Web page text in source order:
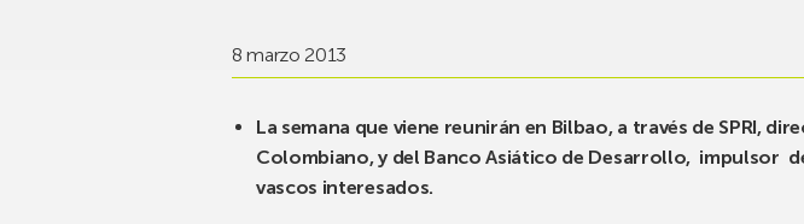
8 marzo 2013
La semana que viene reunirán en Bilbao, a través de SPRI,
Colombiano, y del Banco Asiático de Desarrollo, impulsor
vascos interesados.